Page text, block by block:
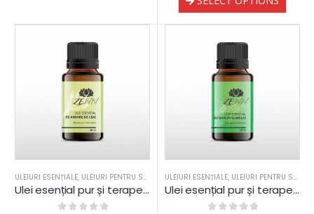
ULEIURI ESENȚIALE, ULEIURI PENTRU SAUNA
Ulei esențial pur și terapeutic de Arbore de ceai
ULEIURI ESENȚIALE, ULEIURI PENTRU SAUNA
Ulei esențial pur și terapeutic de Eucalipt globulus